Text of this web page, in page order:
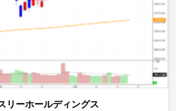
リーホールディングス